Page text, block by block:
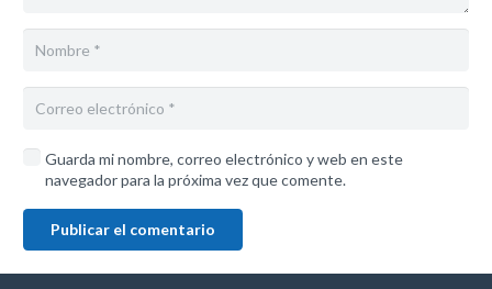
Guarda mi nombre, correo electrónico y web en este
navegador para la próxima vez que comente.
Publicar el comentario